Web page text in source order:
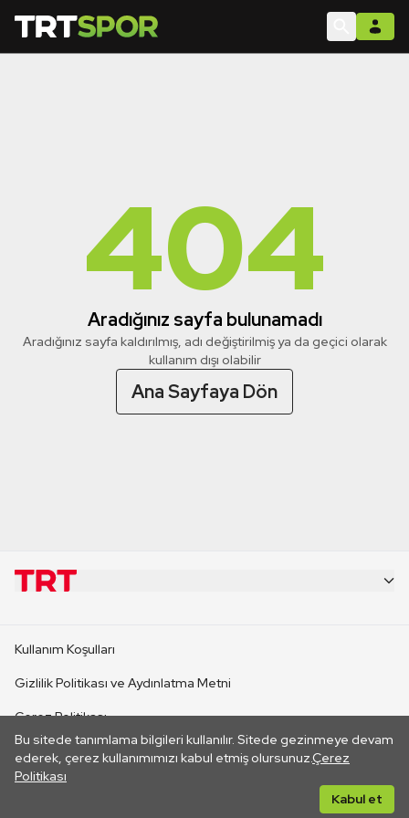
404
Aradığınız sayfa bulunamadı
Aradığınız sayfa kaldırılmış, adı değiştirilmiş ya da geçici olarak
kullanım dışı olabilir
Ana Sayfaya Dön
Bu sitede tanımlama bilgileri kullanılır. Sitede gezinmeye devam
ederek, çerez kullanımımızı kabul etmiş olursunuz.Çerez
Politikası
Kabul et
CANLI YAYINLAR
Kullanım Koşulları
Gizlilik Politikası ve Aydınlatma Metni
Çerez Politikası
İletişim
Her hakkı saklıdır. ©2026 TRT. Bağlantı yoluyla gidilen dış